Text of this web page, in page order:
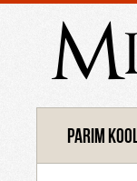
Parim